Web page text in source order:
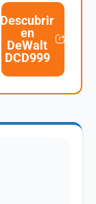
Descubrir
en
DeWalt
DCD999